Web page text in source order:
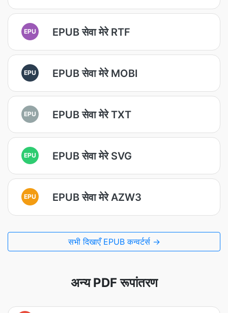
EPU EPUB सेवा मेरे RTF
EPU EPUB सेवा मेरे MOBI
EPU EPUB सेवा मेरे TXT
EPU EPUB सेवा मेरे SVG
EPU EPUB सेवा मेरे AZW3
सभी दिखाएँ EPUB कन्वर्टर्स →
अन्य PDF रूपांतरण